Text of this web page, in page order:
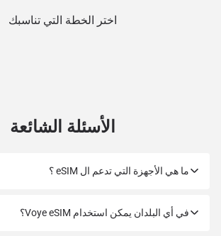
اختر الخطة التي تناسبك
الأسئلة الشائعة
ما هي الأجهزة التي تدعم ال eSIM ؟
في أي البلدان يمكن استخدام Voye eSIM؟